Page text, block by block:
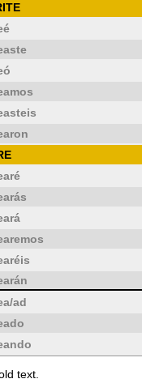
ad
text.